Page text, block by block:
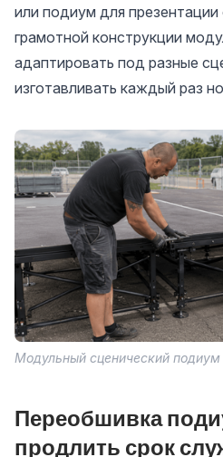
или подиум для
грамотной конструкции
адаптировать под разные
изготавливать каждый раз
Модульный сценический
Переобшивка
продлить срок